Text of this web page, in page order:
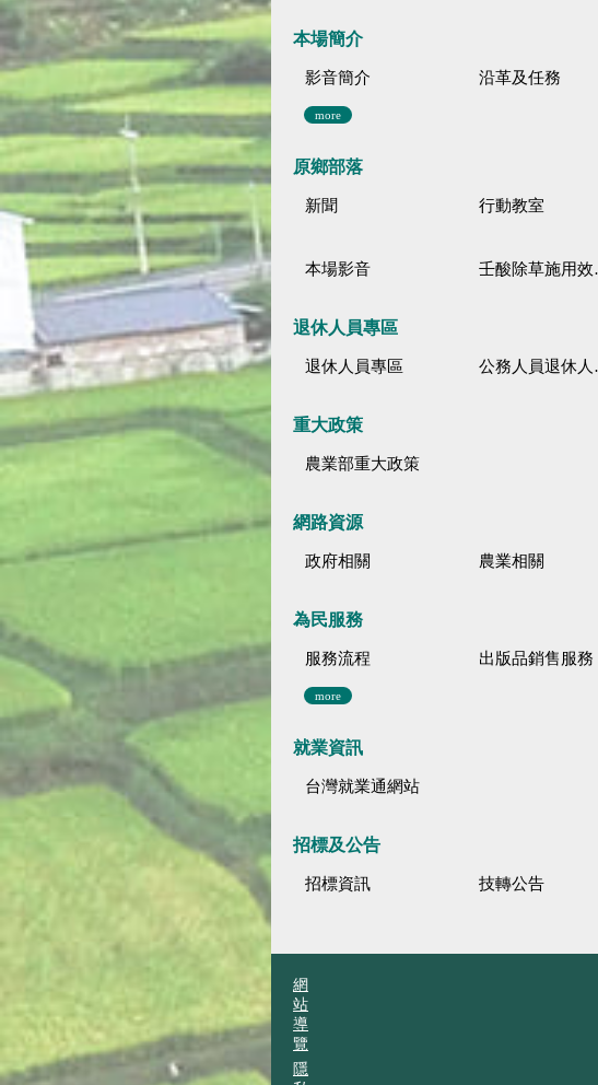
本場簡介
影音簡介 沿革及任務
more
原鄉部落
新聞 行動教室
本場影音 壬酸除草施用效果觀察
退休人員專區
退休人員專區 公務人員退休人員法施行細則
重大政策
農業部重大政策
網路資源
政府相關 農業相關
為民服務
服務流程 出版品銷售服務
more
就業資訊
台灣就業通網站
招標及公告
招標資訊 技轉公告
網
站
導
覽
隱